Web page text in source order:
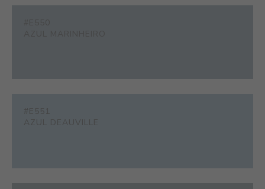
#E551
AZUL DEAUVILLE